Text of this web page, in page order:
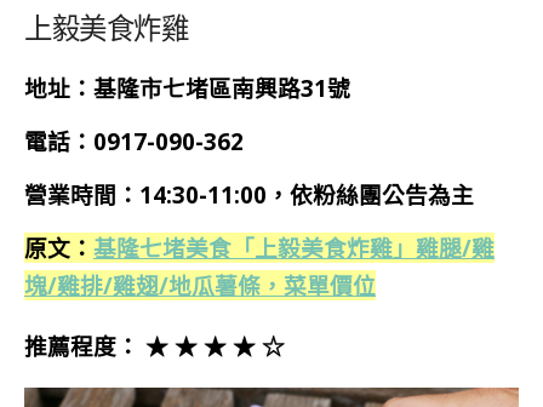
上毅美食炸雞
地址：基隆市七堵區南興路31號
電話：0917-090-362
營業時間：14:30-11:00，依粉絲團公告為主
原文： 基隆七堵美食「上毅美食炸雞」雞腿/雞
塊/雞排/雞翅/地瓜薯條，菜單價位
推薦程度： ★ ★ ★ ★ ☆